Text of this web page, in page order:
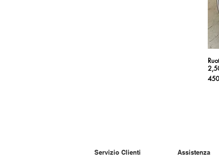
Servizio Clienti
Assistenza